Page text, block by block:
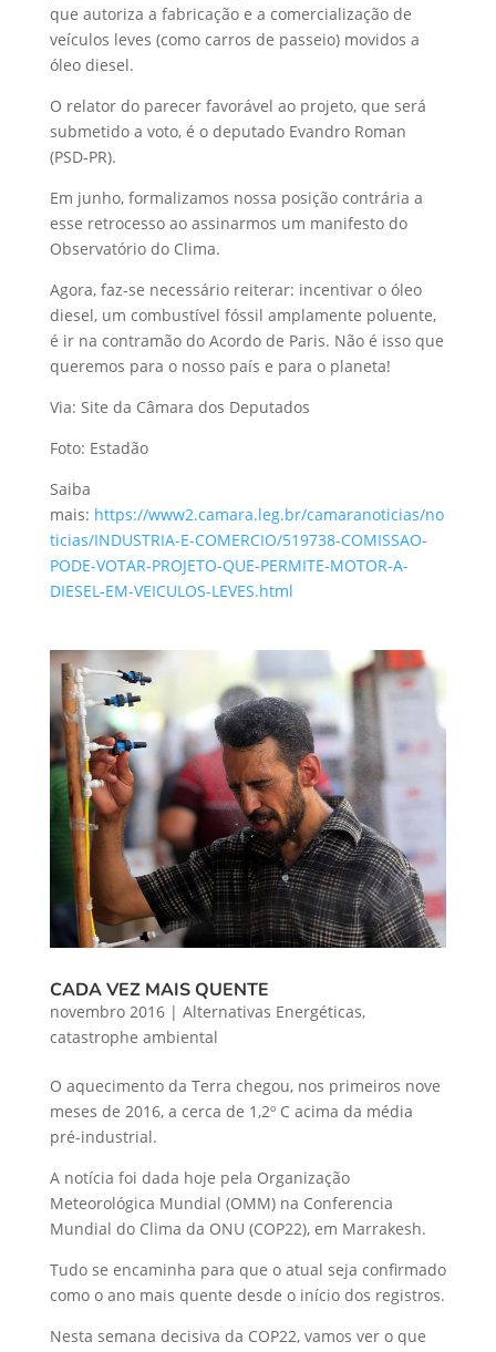
que autoriza a fabricação e a comercialização de
veículos leves (como carros de passeio) movidos a
óleo diesel.
O relator do parecer favorável ao projeto, que será
submetido a voto, é o deputado Evandro Roman
(PSD-PR).
Em junho, formalizamos nossa posição contrária a
esse retrocesso ao assinarmos um manifesto do
Observatório do Clima.
Agora, faz-se necessário reiterar: incentivar o óleo
diesel, um combustível fóssil amplamente poluente,
é ir na contramão do Acordo de Paris. Não é isso que
queremos para o nosso país e para o planeta!
Via: Site da Câmara dos Deputados
Foto: Estadão
Saiba
mais: https://www2.camara.leg.br/camaranoticias/no
ticias/INDUSTRIA-E-COMERCIO/519738-COMISSAO-
PODE-VOTAR-PROJETO-QUE-PERMITE-MOTOR-A-
DIESEL-EM-VEICULOS-LEVES.html
CADA VEZ MAIS QUENTE
novembro 2016| Alternativas Energéticas,
catastrophe ambiental
O aquecimento da Terra chegou, nos primeiros nove
meses de 2016, a cerca de 1,2º C acima da média
pré-industrial.
A notícia foi dada hoje pela Organização
Meteorológica Mundial (OMM) na Conferencia
Mundial do Clima da ONU (COP22), em Marrakesh.
Tudo se encaminha para que o atual seja confirmado
como o ano mais quente desde o início dos registros.
Nesta semana decisiva da COP22, vamos ver o que